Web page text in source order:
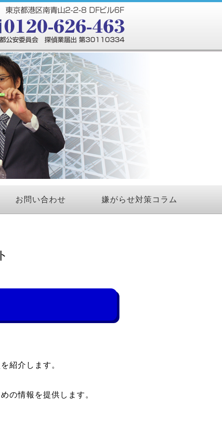
お問い合わせ 嫌がらせ対策コラム
紹介します。
の情報を提供します。